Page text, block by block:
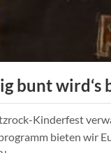
bunt
Kinderfest
bieten wir